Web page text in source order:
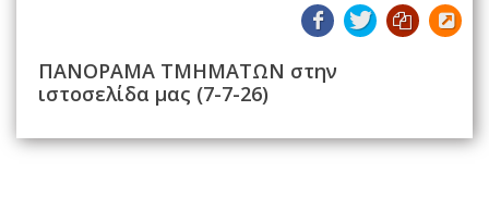
ΠΑΝΟΡΑΜΑ ΤΜΗΜΑΤΩΝ στην
ιστοσελίδα μας (7-7-26)